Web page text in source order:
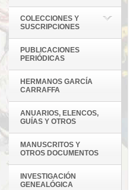
COLECCIONES Y
SUSCRIPCIONES
PUBLICACIONES
PERIÓDICAS
HERMANOS GARCÍA
CARRAFFA
ANUARIOS, ELENCOS,
GUÍAS Y OTROS
MANUSCRITOS Y
OTROS DOCUMENTOS
INVESTIGACIÓN
GENEALÓGICA